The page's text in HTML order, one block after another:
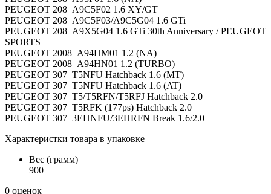
PEUGEOT 208 A9C5F02 1.6 XY/GT
PEUGEOT 208 A9C5F03/A9C5G04 1.6 GTi
PEUGEOT 208 A9X5G04 1.6 GTi 30th Anniversary / PEUGEOT
SPORTS
PEUGEOT 2008 A94HM01 1.2 (NA)
PEUGEOT 2008 A94HN01 1.2 (TURBO)
PEUGEOT 307 T5NFU Hatchback 1.6 (MT)
PEUGEOT 307 T5NFU Hatchback 1.6 (AT)
PEUGEOT 307 T5/T5RFN/T5RFJ Hatchback 2.0
PEUGEOT 307 T5RFK (177ps) Hatchback 2.0
PEUGEOT 307 3EHNFU/3EHRFN Break 1.6/2.0
Характеристки товара в упаковке
Вес (грамм)
900
0 оценок